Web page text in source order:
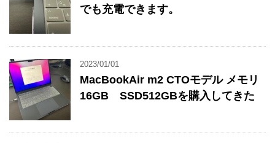
でも充電できます。
2023/01/01
MacBookAir m2 CTOモデル メモリ
16GB SSD512GBを購入してきた